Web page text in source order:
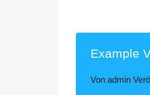
Example
Von admin